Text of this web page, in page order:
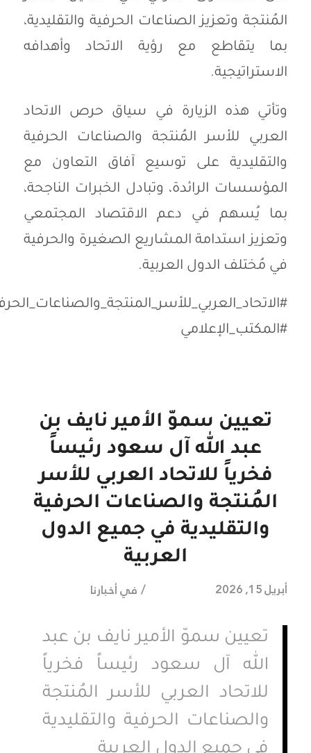
المُنتجة وتعزيز الصناعات الحرفية والتقليدية،
بما يتقاطع مع رؤية الاتحاد وأهدافه
الاستراتيجية.
وتأتي هذه الزيارة في سياق حرص الاتحاد
العربي للأسر المُنتجة والصناعات الحرفية
والتقليدية على توسيع آفاق التعاون مع
المؤسسات الرائدة، وتبادل الخبرات الناجحة،
بما يُسهم في دعم الاقتصاد المجتمعي
وتعزيز استدامة المشاريع الصغيرة والحرفية
في مُختلف الدول العربية.
#المكتب_الإعلامي
تعيين سموّ الأمير نايف بن
عبد الله آل سعود رئيساً
فخرياً للاتحاد العربي للأسر
المُنتجة والصناعات الحرفية
والتقليدية في جميع الدول
العربية
أبريل 15, 2026 / فيأخبارنا
تعيين سموّ الأمير نايف بن عبد
الله آل سعود رئيساً فخرياً
للاتحاد العربي للأسر المُنتجة
والصناعات الحرفية والتقليدية